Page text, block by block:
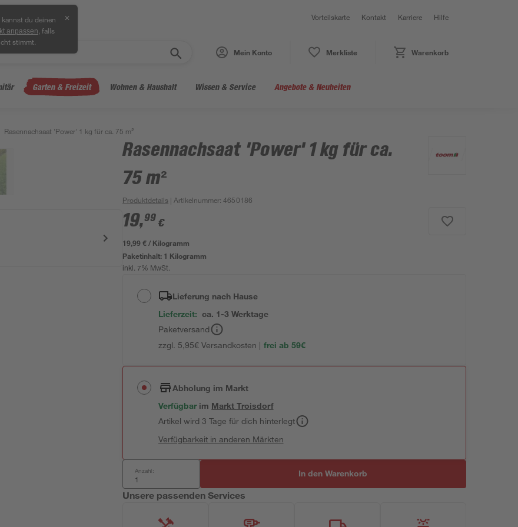
kannst du deinen
anpassen , falls
stimmt.
✕ Vorteilskarte Kontakt Karriere Hilfe
Mein Konto Merkliste Warenkorb
Garten & Freizeit Wohnen & Haushalt Wissen & Service Angebote & Neuheiten
Rasennachsaat 'Power' 1 kg für ca. 75 m²
Rasennachsaat 'Power' 1 kg für ca.
75 m²
Produktdetails | Artikelnummer:4650186
19,99 €
19,99 € / Kilogramm
Paketinhalt: 1 Kilogramm
inkl. 7% MwSt.
Lieferung nach Hause
Lieferzeit: ca. 1-3 Werktage
Paketversand
zzgl. 5,95€ Versandkosten | frei ab 59€
Abholung im Markt
Verfügbar im MarktTroisdorf
Artikel wird 3 Tage für dich hinterlegt
Verfügbarkeit in anderen Märkten
Anzahl: In den Warenkorb
Unsere passenden Services